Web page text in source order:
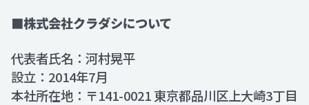
■株式会社クラダシについて
代表者氏名：河村晃平
設立：2014年7月
本社所在地：〒141-0021 東京都品川区上大崎3丁目